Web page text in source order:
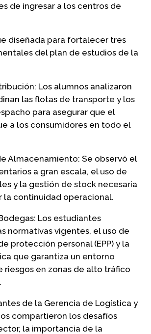
de ingresar a los centros de
diseñada para fortalecer tres
del plan de estudios de la
Los alumnos analizaron
las flotas de transporte y los
para asegurar que el
a los consumidores en todo el
Almacenamiento: Se observó el
a gran escala, el uso de
y la gestión de stock necesaria
la continuidad operacional.
Los estudiantes
normativas vigentes, el uso de
protección personal (EPP) y la
que garantiza un entorno
riesgos en zonas de alto tráfico
de la Gerencia de Logística y
compartieron los desafíos
la importancia de la